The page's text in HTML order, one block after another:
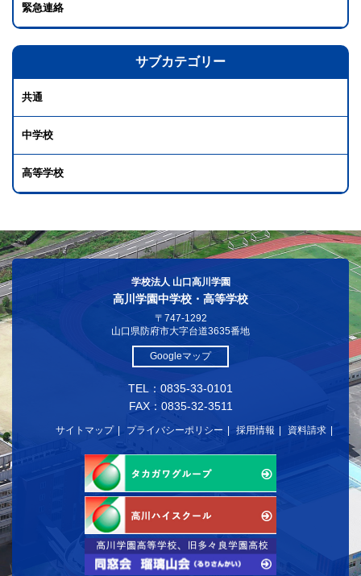
緊急連絡
サブカテゴリー
共通
中学校
高等学校
学校法人 山口高川学園
高川学園中学校・高等学校
〒747-1292
山口県防府市大字台道3635番地
Googleマップ
TEL：0835-33-0101
FAX：0835-32-3511
サイトマップ プライバシーポリシー 採用情報 資料請求